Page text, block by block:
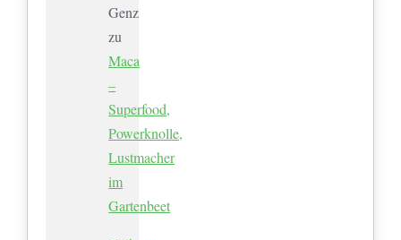
Genz
zu
Maca
–
Superfood,
Powerknolle,
Lustmacher
im
Gartenbeet